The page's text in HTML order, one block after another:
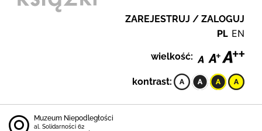
ZAREJESTRUJ / ZALOGUJ
PL EN
wielkość:
kontrast:
Muzeum Niepodległości
al. Solidarności 62